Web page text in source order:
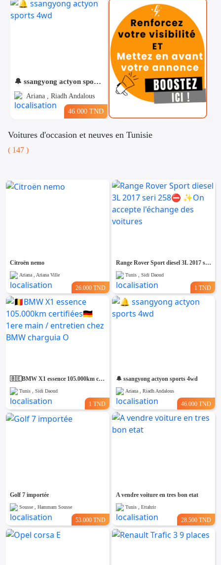
Voitures
Informatique
Multimedia
🔔 ssangyong actyon sports 4wd
Ariana , Riadh Andalous
46.000 TND
Voitures d'occasion et neuves en Tunisie
( 147 )
Citroën nemo
Ariana , Ariana Ville
26.000 TND
Range Rover Sport diesel 3L 2017 seri 258⛔️ ✨️On accepte l'échange des voitures
Tunis , Sidi Daoud
1 TND
🇧🇪BMW X1 essence 105.000km certifiées🇩🇪 1ere main / entretien chez BMW charguia O
Tunis , Sidi Daoud
1 TND
🔔 ssangyong actyon sports 4wd
Ariana , Riadh Andalous
46.000 TND
Golf 7 importée
Sousse , Hammam Sousse
53.000 TND
A vendre voiture en tres bon etat
Tunis , Ettahrir
28.500 TND